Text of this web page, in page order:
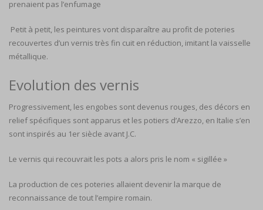
prenaient pas l’enfumage
Petit à petit, les peintures vont disparaître au profit de poteries
recouvertes d’un vernis très fin cuit en réduction, imitant la vaisselle
métallique.
Evolution des vernis
Progressivement, les engobes sont devenus rouges, des décors en
relief spécifiques sont apparus et les potiers d’Arezzo, en Italie s’en
sont inspirés au 1er siècle avant J.C.
Le vernis qui recouvrait les pots a alors pris le nom « sigillée »
La production de ces poteries allaient devenir la marque de
reconnaissance de tout l’empire romain.